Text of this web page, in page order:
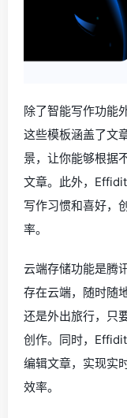
除了智能写作功能
这些模板涵盖了文
景，让你能够根据
文章。此外，
写作习惯和喜好，
率。
云端存储功能是腾
存在云端，随时随
还是外出旅行，只
创作。同时，
编辑文章，实现实
效率。